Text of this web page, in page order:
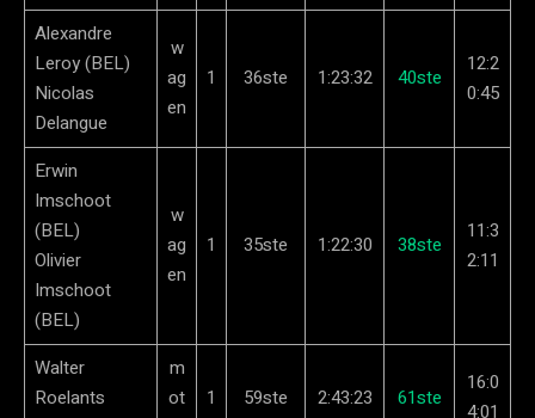
Alexandre
Leroy (BEL)
Nicolas
Delangue
w
ag
en
1 36ste 1:23:32 40ste
12:2
0:45
Erwin
Imschoot
(BEL)
Olivier
Imschoot
(BEL)
w
ag
en
1 35ste 1:22:30 38ste
11:3
2:11
Walter
Roelants
m
ot
1 59ste 2:43:23 61ste
16:0
4:01